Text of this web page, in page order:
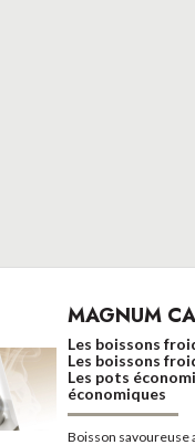
MAGNUM
Les boissons
Les boissons
Les pots
économiques
Boisson savoureuse